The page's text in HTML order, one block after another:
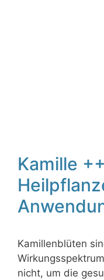
Kamille
Kamillenblüten
nicht, um die